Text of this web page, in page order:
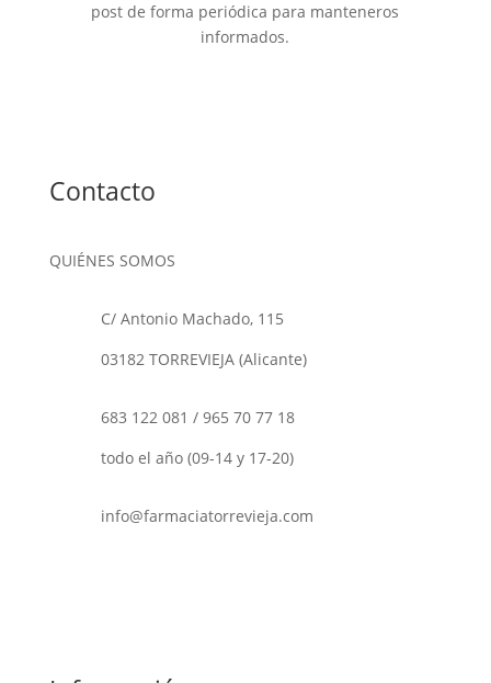
post de forma periódica para manteneros
informados.
Contacto
QUIÉNES SOMOS
C/ Antonio Machado, 115
03182 TORREVIEJA (Alicante)
683 122 081 / 965 70 77 18
todo el año (09-14 y 17-20)
info@farmaciatorrevieja.com